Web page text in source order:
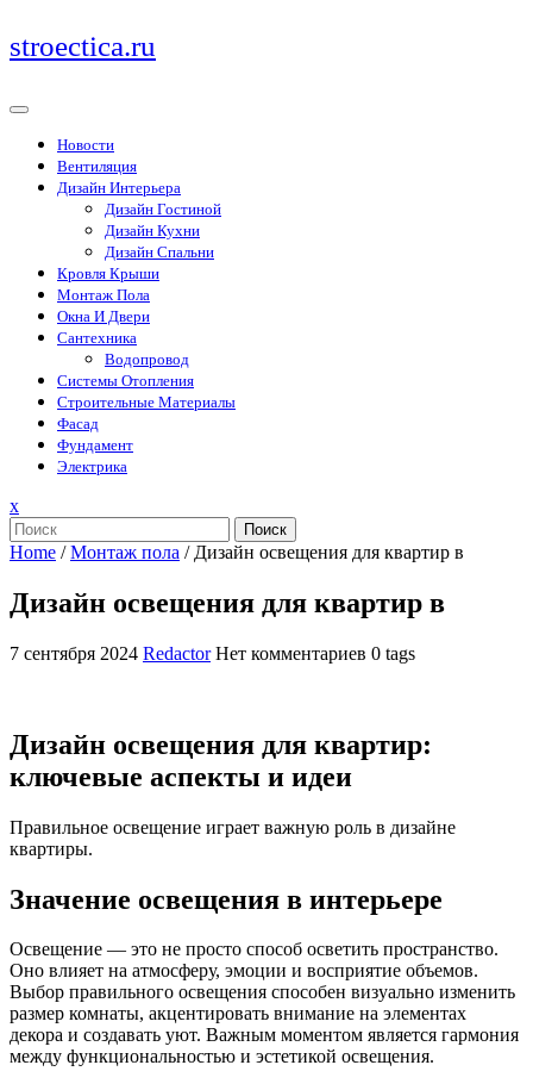
Перейти
к
stroectica.ru
Новости
Вентиляция
Дизайн Интерьера
Дизайн Гостиной
Дизайн Кухни
Дизайн Спальни
Кровля Крыши
Монтаж Пола
Окна И Двери
Сантехника
Водопровод
Системы Отопления
Строительные Материалы
Фасад
Фундамент
Электрика
xЗакрыть
меню
Поиск
Home /Монтаж пола / Дизайн освещения для квартир в
Дизайн освещения для квартир в
7 сентября 2024 Redactor Нет комментариев 0 tags
Дизайн освещения для квартир:
ключевые аспекты и идеи
Правильное освещение играет важную роль в дизайне
квартиры.
Значение освещения в интерьере
Освещение — это не просто способ осветить пространство.
Оно влияет на атмосферу, эмоции и восприятие объемов.
Выбор правильного освещения способен визуально изменить
размер комнаты, акцентировать внимание на элементах
декора и создавать уют. Важным моментом является гармония
между функциональностью и эстетикой освещения.